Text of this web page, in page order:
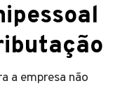
a empresa não